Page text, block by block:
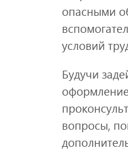
опасными
условий
Будучи
вопросы,